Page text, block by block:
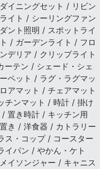
イニングセット / リビン
イト / シーリングファン
ント照明 / スポットライ
/ ガーデンライト / フロ
デリア / クリップライト
テン / シェード・シェ
ペット / ラグ・ラグマッ
アマット / チェアマット
チンマット / 時計 / 掛け
置き時計 / キッチン用
き / 洋食器 / カトラリー
ス・コップ / コースター
パン / やかん・ケト
イソンジャー / キャニス